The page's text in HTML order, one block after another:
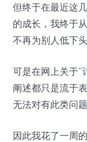
但终于在最近这
的成长，我终于
不再为别人低下头
可是在网上关于“
阐述都只是流于
无法对有此类问
因此我花了一周